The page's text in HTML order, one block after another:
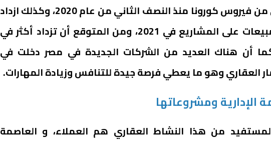
التعافي من فيروس كورونا منذ النصف الثاني من عام 2020، وكذلك ازداد
حجم المبيعات على المشاريع في 2021، ومن المتوقع أن تزداد أكثر في
كما أن هناك العديد من الشركات الجديدة في مصر دخلت في
العقاري وهو ما يعطي فرصة جيدة للتنافس وزيادة المهارات.
الإدارية ومشروعاتها
من هذا النشاط العقاري هم العملاء، و العاصمة